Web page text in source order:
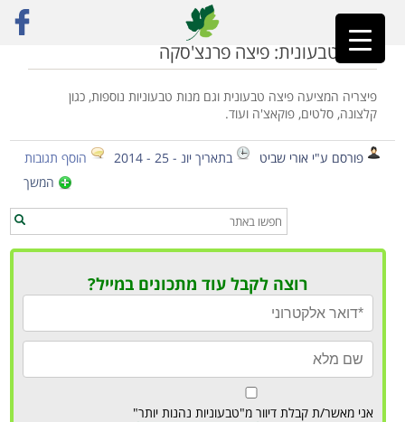
ראשי»קריית אונו
פיצה טבעונית: פיצה פרנצ'סקה
פיצריה המציעה פיצה טבעונית וגם מנות טבעוניות נוספות, כגון
קלצונה, סלטים, פוקאצ'ה ועוד.
פורסם ע"י אורי שביט בתאריך יונ - 25 - 2014
הוסף תגובות
המשך
רוצה לקבל עוד מתכונים במייל?
אני מאשר/ת קבלת דיוור מ"טבעוניות נהנות יותר"